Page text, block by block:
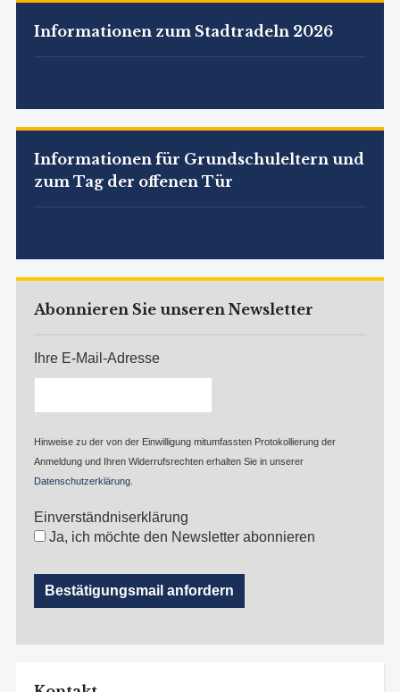
Informationen zum Stadtradeln 2026
Informationen für Grundschuleltern und
zum Tag der offenen Tür
Abonnieren Sie unseren Newsletter
Ihre E-Mail-Adresse
Hinweise zu der von der Einwilligung mitumfassten Protokollierung der
Anmeldung und Ihren Widerrufsrechten erhalten Sie in unserer
Datenschutzerklärung.
Einverständniserklärung
Ja, ich möchte den Newsletter abonnieren